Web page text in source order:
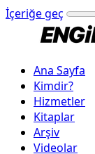
İçeriğe geç
Ana Sayfa
Kimdir?
Hizmetler
Kitaplar
Arşiv
Videolar